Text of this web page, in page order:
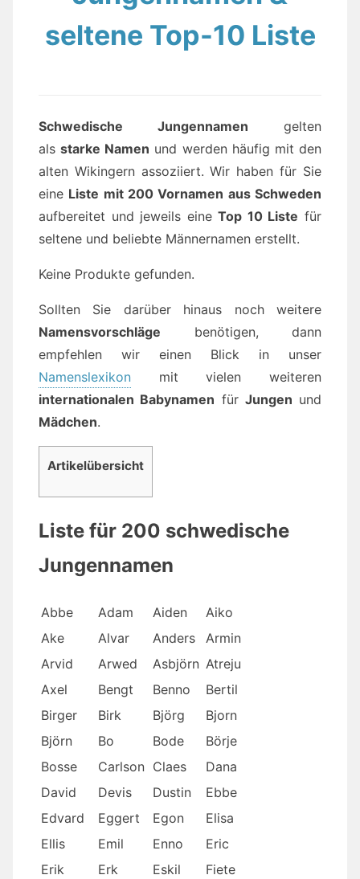
seltene Top-10 Liste
Schwedische Jungennamen gelten
alsstarke Namen und werden häufig mit den
alten Wikingern assoziiert. Wir haben für Sie
eine Liste mit 200 Vornamen aus Schweden
aufbereitet und jeweils eineTop 10 Liste für
seltene und beliebte Männernamen erstellt.
Keine Produkte gefunden.
Sollten Sie darüber hinaus noch weitere
Namensvorschläge benötigen, dann
empfehlen wir einen Blick in unser
Namenslexikon mit vielen weiteren
internationalen Babynamen für Jungen und
Mädchen.
Artikelübersicht
Liste für 200 schwedische
Jungennamen
Abbe Adam Aiden
Aiko
Ake
Alvar Anders
Armin
Arvid
Arwed Asbjörn Atreju
Axel
Bengt Benno
Bertil
Birger
Birk Björg
Bjorn
Björn
Bo Bode
Börje
Bosse
Carlson Claes
Dana
David
Devis Dustin
Ebbe
Edvard
Eggert Egon
Elisa
Ellis
Emil Enno
Eric
Erik
Erk Eskil
Fiete